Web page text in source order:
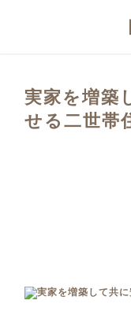
実家を増築
せる二世帯